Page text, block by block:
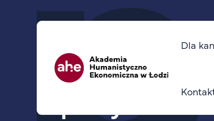
Górny pasek
Dla
Ścieżka
politologia
E-polityka i PR